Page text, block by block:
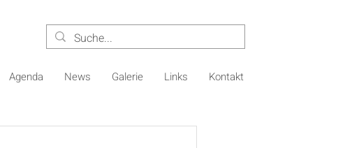
Agenda News Galerie Links Kontakt